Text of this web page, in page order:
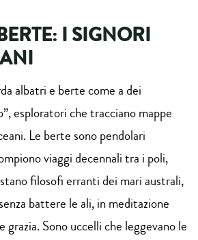
I SIGNORI
albatri e berte come a dei
esploratori che tracciano mappe
Le berte sono pendolari
viaggi decennali tra i poli,
filosofi erranti dei mari australi,
battere le ali, in meditazione
grazia. Sono uccelli che leggevano le